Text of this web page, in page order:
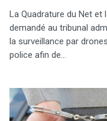
La Quadrature du Net et
demandé au tribunal
la surveillance par
police afin de…